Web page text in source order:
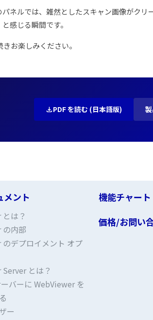
ネルでは、雑然としたスキャン画像がクリ
感じる瞬間です。
お楽しみください。
PDF を読む (日本語版)
メント
は？
内部
デプロイメント オプ
とは？
バーに WebViewer を
ー
機能チャート
価格/お問い